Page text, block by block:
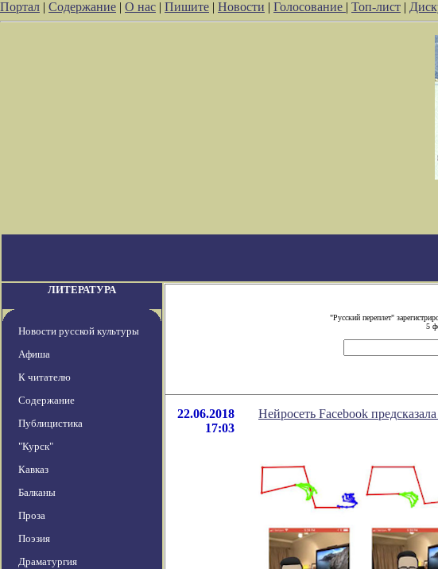
Портал | Содержание | О нас | Пишите | Новости | Голосование | Топ-лист |
ЛИТЕРАТУРА
Новости русской культуры
Афиша
К читателю
Содержание
Публицистика
"Курск"
Кавказ
Балканы
Проза
Поэзия
Драматургия
"Русский переплет"
5
22.06.2018
17:03
Нейросеть Facebook